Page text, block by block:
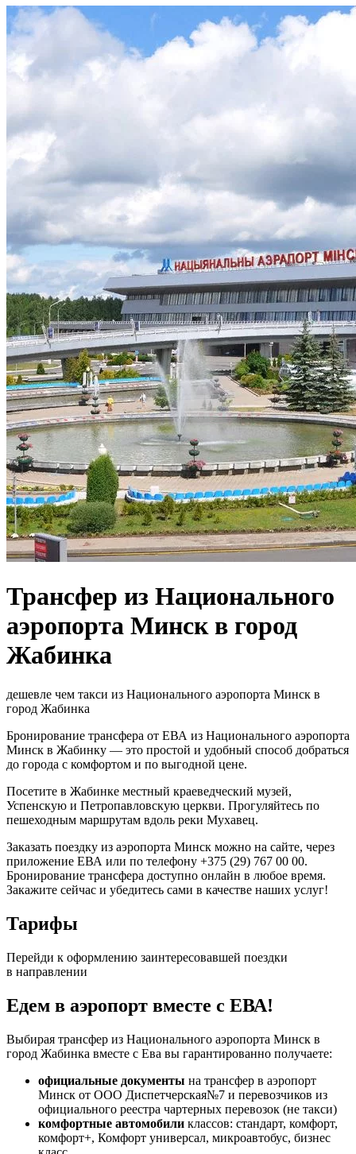
Трансфер из Национального
аэропорта Минск в город
Жабинка
дешевле чем такси из Национального аэропорта Минск в
город Жабинка
Бронирование трансфера от ЕВА из Национального аэропорта
Минск в Жабинку — это простой и удобный способ добраться
до города с комфортом и по выгодной цене.
Посетите в Жабинке местный краеведческий музей,
Успенскую и Петропавловскую церкви. Прогуляйтесь по
пешеходным маршрутам вдоль реки Мухавец.
Заказать поездку из аэропорта Минск можно на сайте, через
приложение ЕВА или по телефону +375 (29) 767 00 00.
Бронирование трансфера доступно онлайн в любое время.
Закажите сейчас и убедитесь сами в качестве наших услуг!
Тарифы
Перейди к оформлению заинтересовавшей поездки
в направлении
Едем в аэропорт вместе с ЕВА!
Выбирая трансфер из Национального аэропорта Минск в
город Жабинка вместе с Ева вы гарантированно получаете:
официальные документы на трансфер в аэропорт
Минск от ООО Диспетчерская№7 и перевозчиков из
официального реестра чартерных перевозок (не такси)
комфортные автомобили классов: стандарт, комфорт,
комфорт+, Комфорт универсал, микроавтобус, бизнес